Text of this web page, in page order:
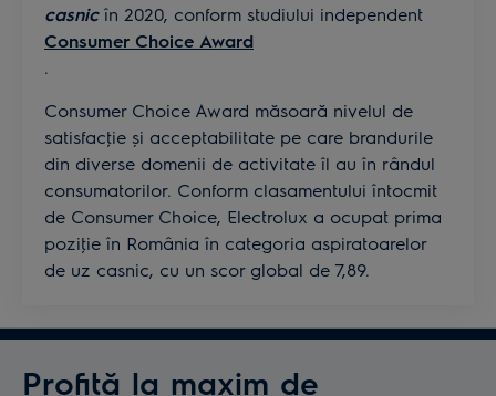
casnicîn 2020, conform studiului independent
Consumer Choice Award
.
Consumer Choice Award măsoară nivelul de
satisfacţie și acceptabilitate pe care brandurile
din diverse domenii de activitate îl au în rândul
consumatorilor. Conform clasamentului întocmit
de Consumer Choice, Electrolux a ocupat prima
poziţie în România în categoria aspiratoarelor
de uz casnic, cu un scor global de 7,89.
Profită la maxim de